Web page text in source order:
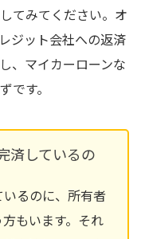
てみてください。オ
ジット会社への返済
、マイカーローンな
です。
済しているの
るのに、所有者
もいます。それ